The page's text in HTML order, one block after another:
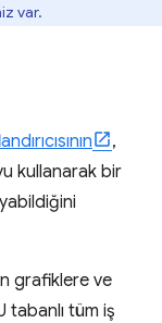
var.
,
kullanarak bir
grafiklere ve
tabanlı tüm iş